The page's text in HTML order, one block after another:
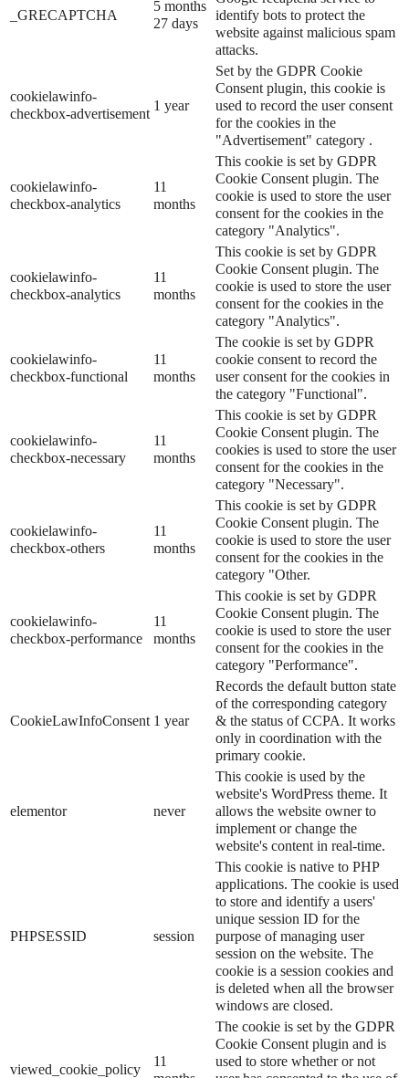
_GRECAPTCHA
5 months
27 days
identify bots to protect the
website against malicious spam
attacks.
cookielawinfo-
checkbox-advertisement
1 year
Set by the GDPR Cookie
Consent plugin, this cookie is
used to record the user consent
for the cookies in the
"Advertisement" category .
cookielawinfo-
checkbox-analytics
11
months
This cookie is set by GDPR
Cookie Consent plugin. The
cookie is used to store the user
consent for the cookies in the
category "Analytics".
cookielawinfo-
checkbox-analytics
11
months
This cookie is set by GDPR
Cookie Consent plugin. The
cookie is used to store the user
consent for the cookies in the
category "Analytics".
cookielawinfo-
checkbox-functional
11
months
The cookie is set by GDPR
cookie consent to record the
user consent for the cookies in
the category "Functional".
cookielawinfo-
checkbox-necessary
11
months
This cookie is set by GDPR
Cookie Consent plugin. The
cookies is used to store the user
consent for the cookies in the
category "Necessary".
cookielawinfo-
checkbox-others
11
months
This cookie is set by GDPR
Cookie Consent plugin. The
cookie is used to store the user
consent for the cookies in the
category "Other.
cookielawinfo-
checkbox-performance
11
months
This cookie is set by GDPR
Cookie Consent plugin. The
cookie is used to store the user
consent for the cookies in the
category "Performance".
CookieLawInfoConsent 1 year
Records the default button state
of the corresponding category
& the status of CCPA. It works
only in coordination with the
primary cookie.
elementor never
This cookie is used by the
website's WordPress theme. It
allows the website owner to
implement or change the
website's content in real-time.
PHPSESSID session
This cookie is native to PHP
applications. The cookie is used
to store and identify a users'
unique session ID for the
purpose of managing user
session on the website. The
cookie is a session cookies and
is deleted when all the browser
windows are closed.
viewed_cookie_policy
11
The cookie is set by the GDPR
Cookie Consent plugin and is
used to store whether or not